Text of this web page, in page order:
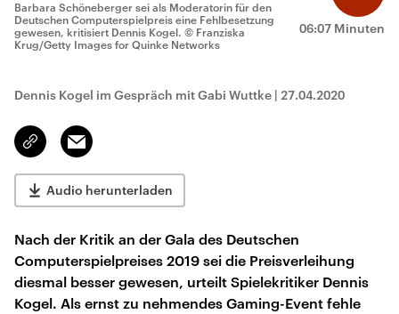
06:07 Minuten
Barbara Schöneberger sei als Moderatorin für den
Deutschen Computerspielpreis eine Fehlbesetzung
gewesen, kritisiert Dennis Kogel. © Franziska
Krug/Getty Images for Quinke Networks
Dennis Kogel im Gespräch mit Gabi Wuttke | 27.04.2020
Link
kopieren/teilen
Email
Audio herunterladen
Nach der Kritik an der Gala des Deutschen
Computerspielpreises 2019 sei die Preisverleihung
diesmal besser gewesen, urteilt Spielekritiker Dennis
Kogel. Als ernst zu nehmendes Gaming-Event fehle